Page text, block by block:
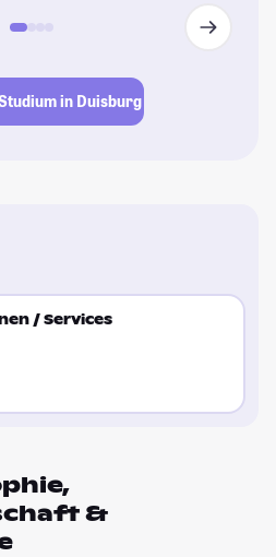
in Duisburg
/ Services
&